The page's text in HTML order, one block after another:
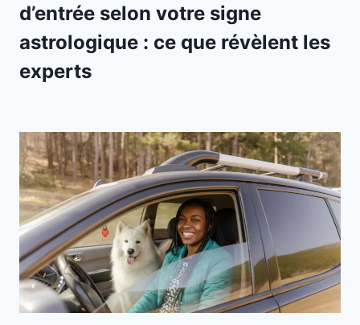
d’entrée selon votre signe
astrologique : ce que révèlent les
experts